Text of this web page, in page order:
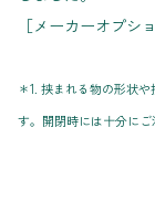
［メーカーオプショ
＊1. 挟まれる物の形状
す。開閉時には十分に